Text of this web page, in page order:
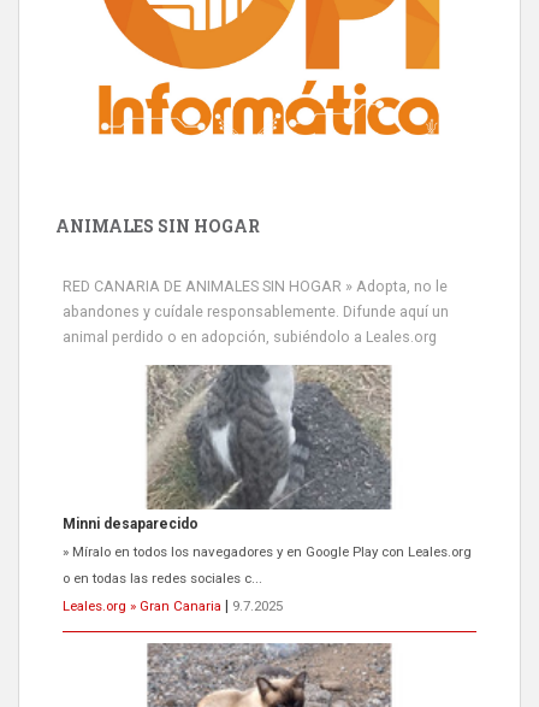
ANIMALES SIN HOGAR
RED CANARIA DE ANIMALES SIN HOGAR » Adopta, no le
abandones y cuídale responsablemente. Difunde aquí un
animal perdido o en adopción, subiéndolo a Leales.org
Minni desaparecido
» Míralo en todos los navegadores y en Google Play con Leales.org
o en todas las redes sociales c...
Leales.org » Gran Canaria
9.7.2025